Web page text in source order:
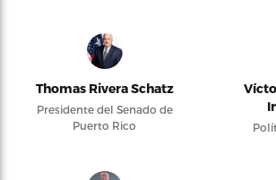
Thomas Rivera Schatz
Presidente del Senado de
Puerto Rico